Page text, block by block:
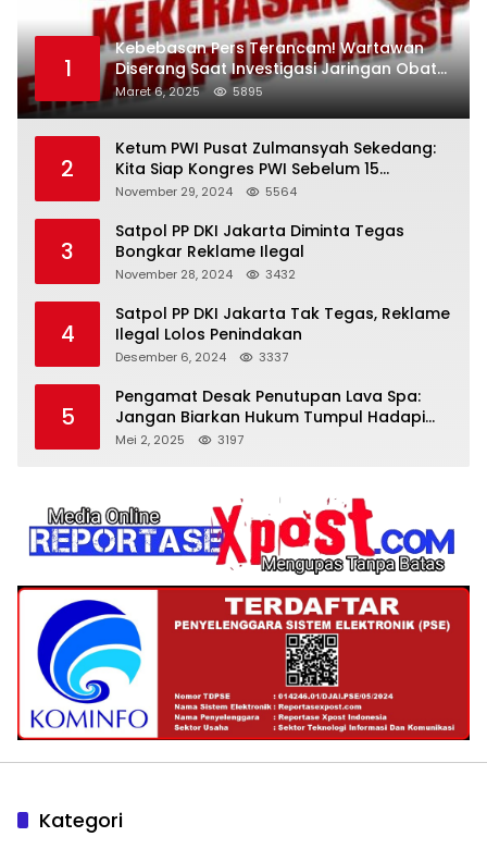
1
Kebebasan Pers Terancam! Wartawan
Diserang Saat Investigasi Jaringan Obat
Terlarang
Maret 6, 2025 5895
2
Ketum PWI Pusat Zulmansyah Sekedang:
Kita Siap Kongres PWI Sebelum 15
Desember 2024
November 29, 2024 5564
3
Satpol PP DKI Jakarta Diminta Tegas
Bongkar Reklame Ilegal
November 28, 2024 3432
4
Satpol PP DKI Jakarta Tak Tegas, Reklame
Ilegal Lolos Penindakan
Desember 6, 2024 3337
5
Pengamat Desak Penutupan Lava Spa:
Jangan Biarkan Hukum Tumpul Hadapi
‘Spa Berkedok
Mei 2, 2025 3197
Kategori